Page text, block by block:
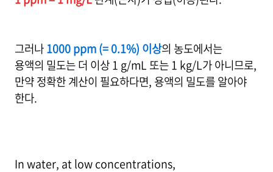
그러나1000 ppm (= 0.1%) 이상의 농도에서는
용액의 밀도는 더 이상 1 g/mL 또는 1 kg/L가 아니므로,
만약 정확한 계산이 필요하다면, 용액의 밀도를 알아야
한다.
In water, at low concentrations,